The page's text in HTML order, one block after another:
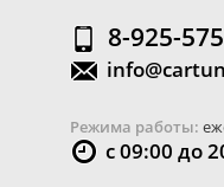
8-925-
Режима работы:
с 09:00 до